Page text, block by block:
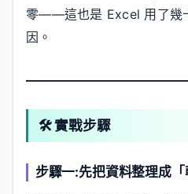
零——這也是 Excel 用了幾
因。
🛠️ 實戰步驟
步驟一:先把資料整理成「